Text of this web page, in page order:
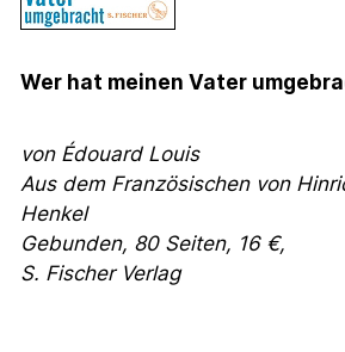
Wer hat meinen Vater
von Édouard Louis
Aus dem Französischen von
Henkel
Gebunden, 80 Seiten, 16 €,
S. Fischer Verlag